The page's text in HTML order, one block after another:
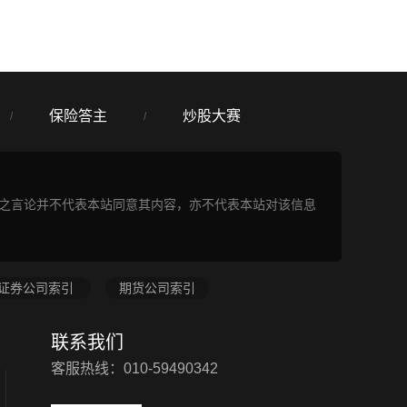
/ 保险答主 / 炒股大赛
言论并不代表本站同意其内容，亦不代表本站对该信息
券公司索引 期货公司索引
联系我们
客服热线：010-59490342